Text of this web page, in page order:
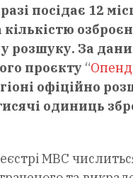
посідає 12
кількістю
розшуку. За
проєкту “
офіційно
одиниць
МВС